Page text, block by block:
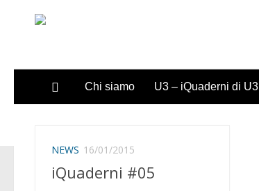
Sotto il contenuto
Chi siamo U3 – iQuaderni di U3
NEWS 16/01/2015
iQuaderni #05